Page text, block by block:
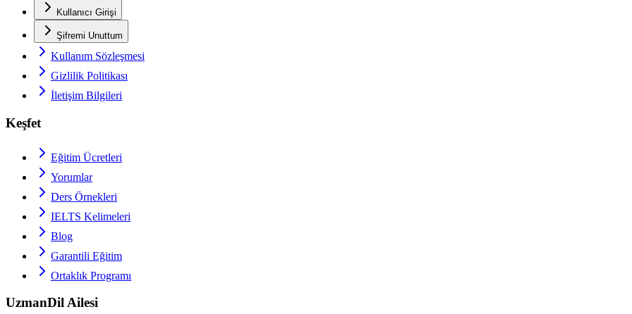
Kullanıcı Girişi
Şifremi Unuttum
Kullanım Sözleşmesi
Gizlilik Politikası
İletişim Bilgileri
Keşfet
Eğitim Ücretleri
Yorumlar
Ders Örnekleri
IELTS Kelimeleri
Blog
Garantili Eğitim
Ortaklık Programı
UzmanDil Ailesi